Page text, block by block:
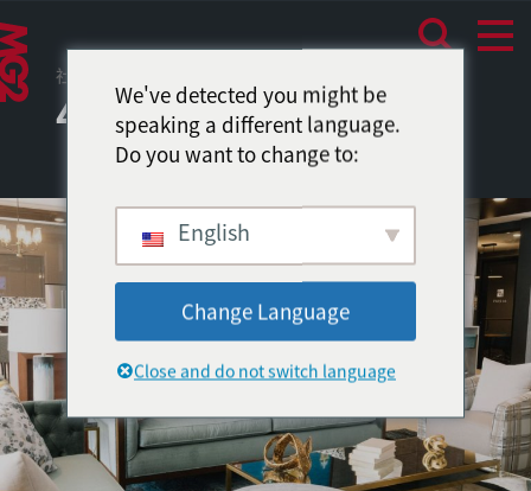
社区环境
44华盛顿
We've detected you might be
speaking a different language.
Do you want to change to:
English
Change Language
Close and do not switch language